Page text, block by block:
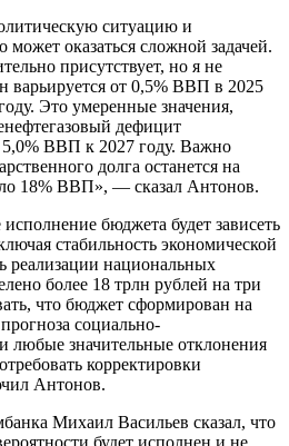
ситуацию и
может оказаться сложной задачей.
присутствует, но я не
варьируется от 0,5% ВВП в 2025
Это умеренные значения,
дефицит
5,0% ВВП к 2027 году. Важно
долга останется на
18% ВВП», — сказал Антонов.
бюджета будет зависеть
стабильность экономической
реализации национальных
более 18 трлн рублей на три
что бюджет сформирован на
социально-
любые значительные отклонения
корректировки
Антонов.
Михаил Васильев сказал, что